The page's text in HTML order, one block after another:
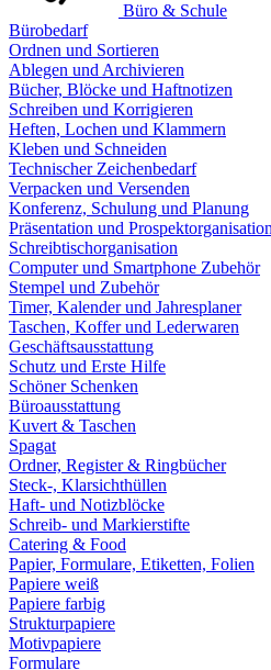
Büro & Schule
Bürobedarf
Ordnen und Sortieren
Ablegen und Archivieren
Bücher, Blöcke und Haftnotizen
Schreiben und Korrigieren
Heften, Lochen und Klammern
Kleben und Schneiden
Technischer Zeichenbedarf
Verpacken und Versenden
Konferenz, Schulung und Planung
Präsentation und Prospektorganisation
Schreibtischorganisation
Computer und Smartphone Zubehör
Stempel und Zubehör
Timer, Kalender und Jahresplaner
Taschen, Koffer und Lederwaren
Geschäftsausstattung
Schutz und Erste Hilfe
Schöner Schenken
Büroausstattung
Kuvert & Taschen
Spagat
Ordner, Register & Ringbücher
Steck-, Klarsichthüllen
Haft- und Notizblöcke
Schreib- und Markierstifte
Catering & Food
Papier, Formulare, Etiketten, Folien
Papiere weiß
Papiere farbig
Strukturpapiere
Motivpapiere
Formulare